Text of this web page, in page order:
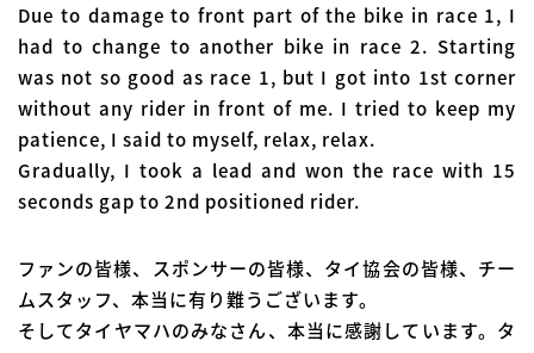
Due to damage to front part of the bike in race 1, I
had to change to another bike in race 2. Starting
was not so good as race 1, but I got into 1st corner
without any rider in front of me. I tried to keep my
patience, I said to myself, relax, relax.
Gradually, I took a lead and won the race with 15
seconds gap to 2nd positioned rider.
ファンの皆様、スポンサーの皆様、タイ協会の皆様、チー
ムスタッフ、本当に有り難うございます。
そしてタイヤマハのみなさん、本当に感謝しています。タ